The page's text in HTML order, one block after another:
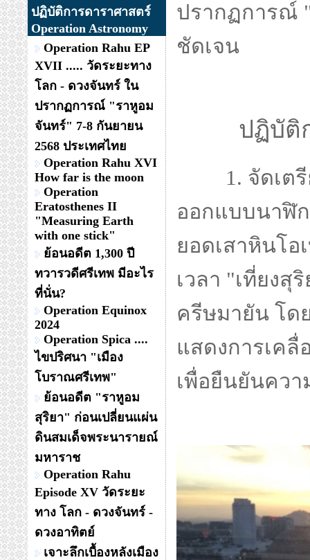
ปฏิบัติการดาราศาสตร์
Operation Astronomy
Operation Rahu EP
XVII ..... วัดระยะทาง
โลก - ดวงจันทร์ ใน
ปรากฏการณ์ "ราหูอม
จันทร์" 7-8 กันยายน
2568 ประเทศไทย
Operation Rahu XVI
How far is the moon
Operation
Eratosthenes II
"Measuring Earth
with one stick"
ย้อนอดีต 1,300 ปี
ทวารวดีศรีเทพ มีอะไร
ที่นั่น?
Operation Equinox
2024
Operation Spica ....
ไขปริศนา "เมือง
โบราณศรีเทพ"
ย้อนอดีต "ราหูอม
สุริยา" ก่อนเปลี่ยนแผ่น
ดินสมเด็จพระนารายณ์
มหาราช
Operation Rahu
Episode XV วัดระยะ
ทาง โลก - ดวงจันทร์ -
ดวงอาทิตย์
เจาะลึกเบื้องหลังเมือง
ปรากฏการณ์ "
ชัดเจน
ปฏิบัติกา
1. จัดเต
ออกแบบนาฬิ
ยอดเสาหินโ
เวลา "เที่ยงสุ
ครีษมายัน โด
แสดงการเคลื่
เพื่อยืนยันคว